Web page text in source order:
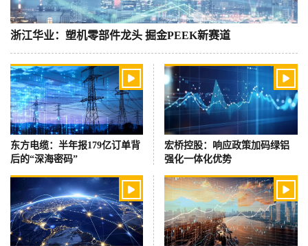
浙江华业：塑机零部件龙头 掘金PEEK新赛道

东方电缆：半年报179亿订单背
后的“深海密码”

宏桥控股：响应政策加码绿铝
强化一体化优势
 